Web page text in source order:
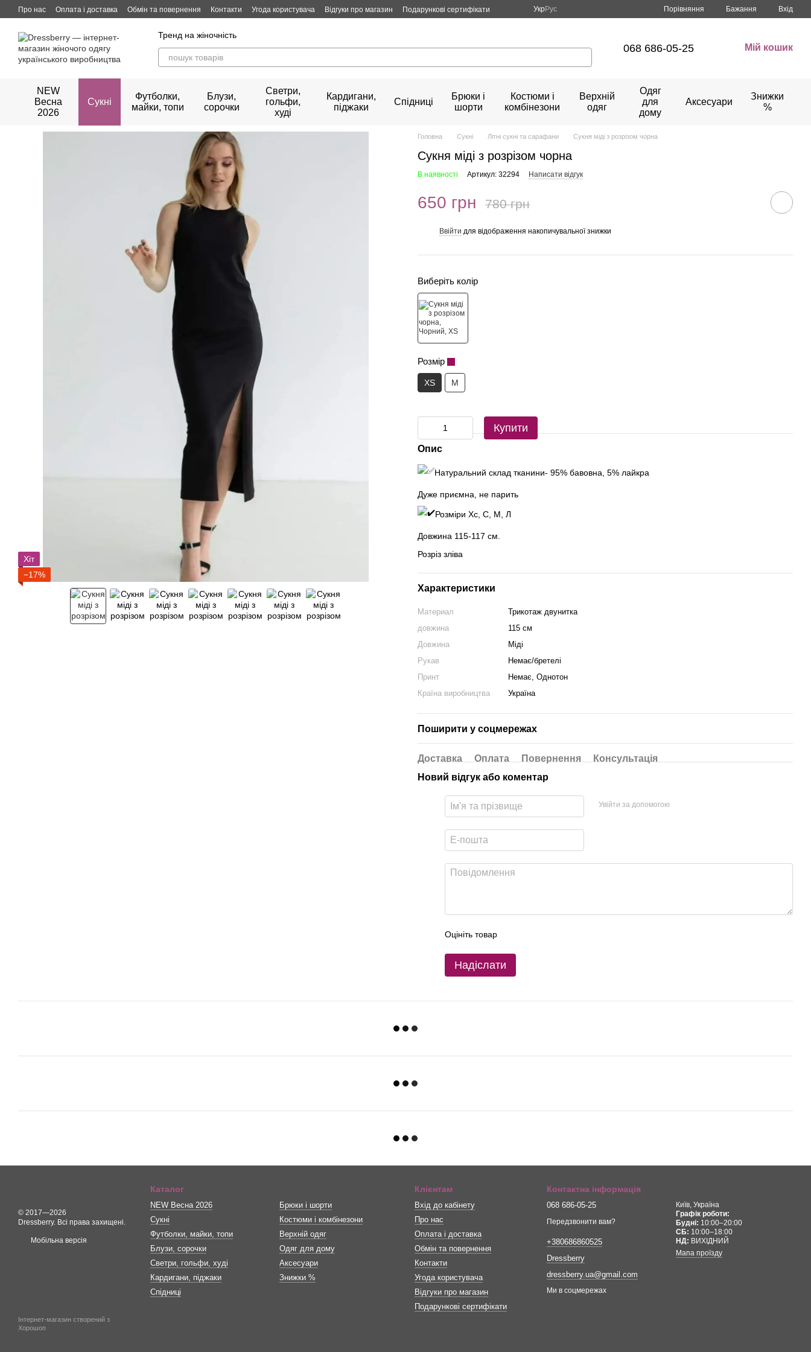
Перейти до основного контенту
Про нас Оплата і доставка Обмін та повернення Контакти Угода користувача Відгуки про магазин Подарункові сертифікати УкрРус Порівняння Бажання Вхід
Тренд на жіночність
068 686-05-25 Мій кошик
NEW
Весна
2026
Сукні
Футболки,
майки, топи
Блузи,
сорочки
Светри,
гольфи,
худі
Кардигани,
піджаки
Спідниці
Брюки і
шорти
Костюми і
комбінезони
Верхній
одяг
Одяг
для
дому
Аксесуари
Знижки
%
Хіт
−17%
Головна Сукні Літні сукні та сарафани Сукня міді з розрізом чорна
Сукня міді з розрізом чорна
В наявності Артикул: 32294 Написати відгук
650 грн 780 грн
Ввійти для відображення накопичувальної знижки
Виберіть колір
Розмір
XS M
Купити
Опис
Натуральний склад тканини- 95% бавовна, 5% лайкра
Дуже приємна, не парить
Розміри Хс, С, М, Л
Довжина 115-117 см.
Розріз зліва
Характеристики
Материал
Трикотаж двунитка
довжина
115 см
Довжина
Міді
Рукав
Немає/бретелі
Принт
Немає, Однотон
Країна виробництва
Україна
Поширити у соцмережах
Доставка Оплата Повернення
Консультація
Новий відгук або коментар
Увійти за допомогою
Оцініть товар
Надіслати
© 2017—2026
Dressberry. Всі права захищені.
Мобільна версія
Інтернет-магазин створений з
Хорошоп
Каталог
NEW Весна 2026
Сукні
Футболки, майки, топи
Блузи, сорочки
Светри, гольфи, худі
Кардигани, піджаки
Спідниці
Брюки і шорти
Костюми і комбінезони
Верхній одяг
Одяг для дому
Аксесуари
Знижки %
Клієнтам
Вхід до кабінету
Про нас
Оплата і доставка
Обмін та повернення
Контакти
Угода користувача
Відгуки про магазин
Подарункові сертифікати
Контактна інформація
068 686-05-25
Передзвонити вам?
+380686860525
Dressberry
dressberry.ua@gmail.com
Київ, Україна
Графік роботи:
Будні: 10:00–20:00
СБ: 10:00–18:00
НД: ВИХІДНИЙ
Мапа проїзду
Ми в соцмережах